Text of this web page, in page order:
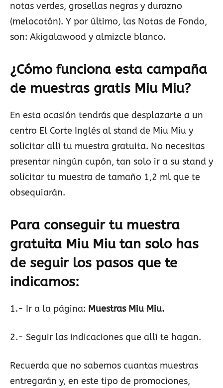
notas verdes, grosellas negras y durazno
(melocotón). Y por último, las Notas de Fondo,
son: Akigalawood y almizcle blanco.
¿Cómo funciona esta campaña
de muestras gratis Miu Miu?
En esta ocasión tendrás que desplazarte a un
centro El Corte Inglés al stand de Miu Miu y
solicitar allí tu muestra gratuita. No necesitas
presentar ningún cupón, tan solo ir a su stand y
solicitar tu muestra de tamaño 1,2 ml que te
obsequiarán.
Para conseguir tu muestra
gratuita Miu Miu tan solo has
de seguir los pasos que te
indicamos:
1.- Ir a la página: Muestras Miu Miu.
2.- Seguir las indicaciones que allí te hagan.
Recuerda que no sabemos cuantas muestras
entregarán y, en este tipo de promociones,